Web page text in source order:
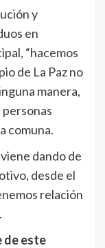
y
en
“hacemos
de La Paz no
manera,
comuna.
dando de
desde el
relación
de este